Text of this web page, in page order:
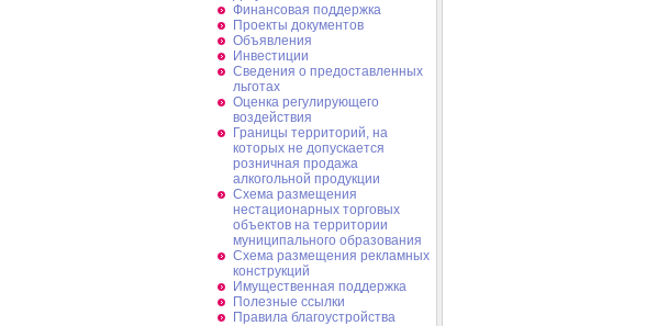
Финансовая поддержка
Проекты документов
Объявления
Инвестиции
Сведения о предоставленных
льготах
Оценка регулирующего
воздействия
Границы территорий, на
которых не допускается
розничная продажа
алкогольной продукции
Схема размещения
нестационарных торговых
объектов на территории
муниципального образования
Схема размещения рекламных
конструкций
Имущественная поддержка
Полезные ссылки
Правила благоустройства